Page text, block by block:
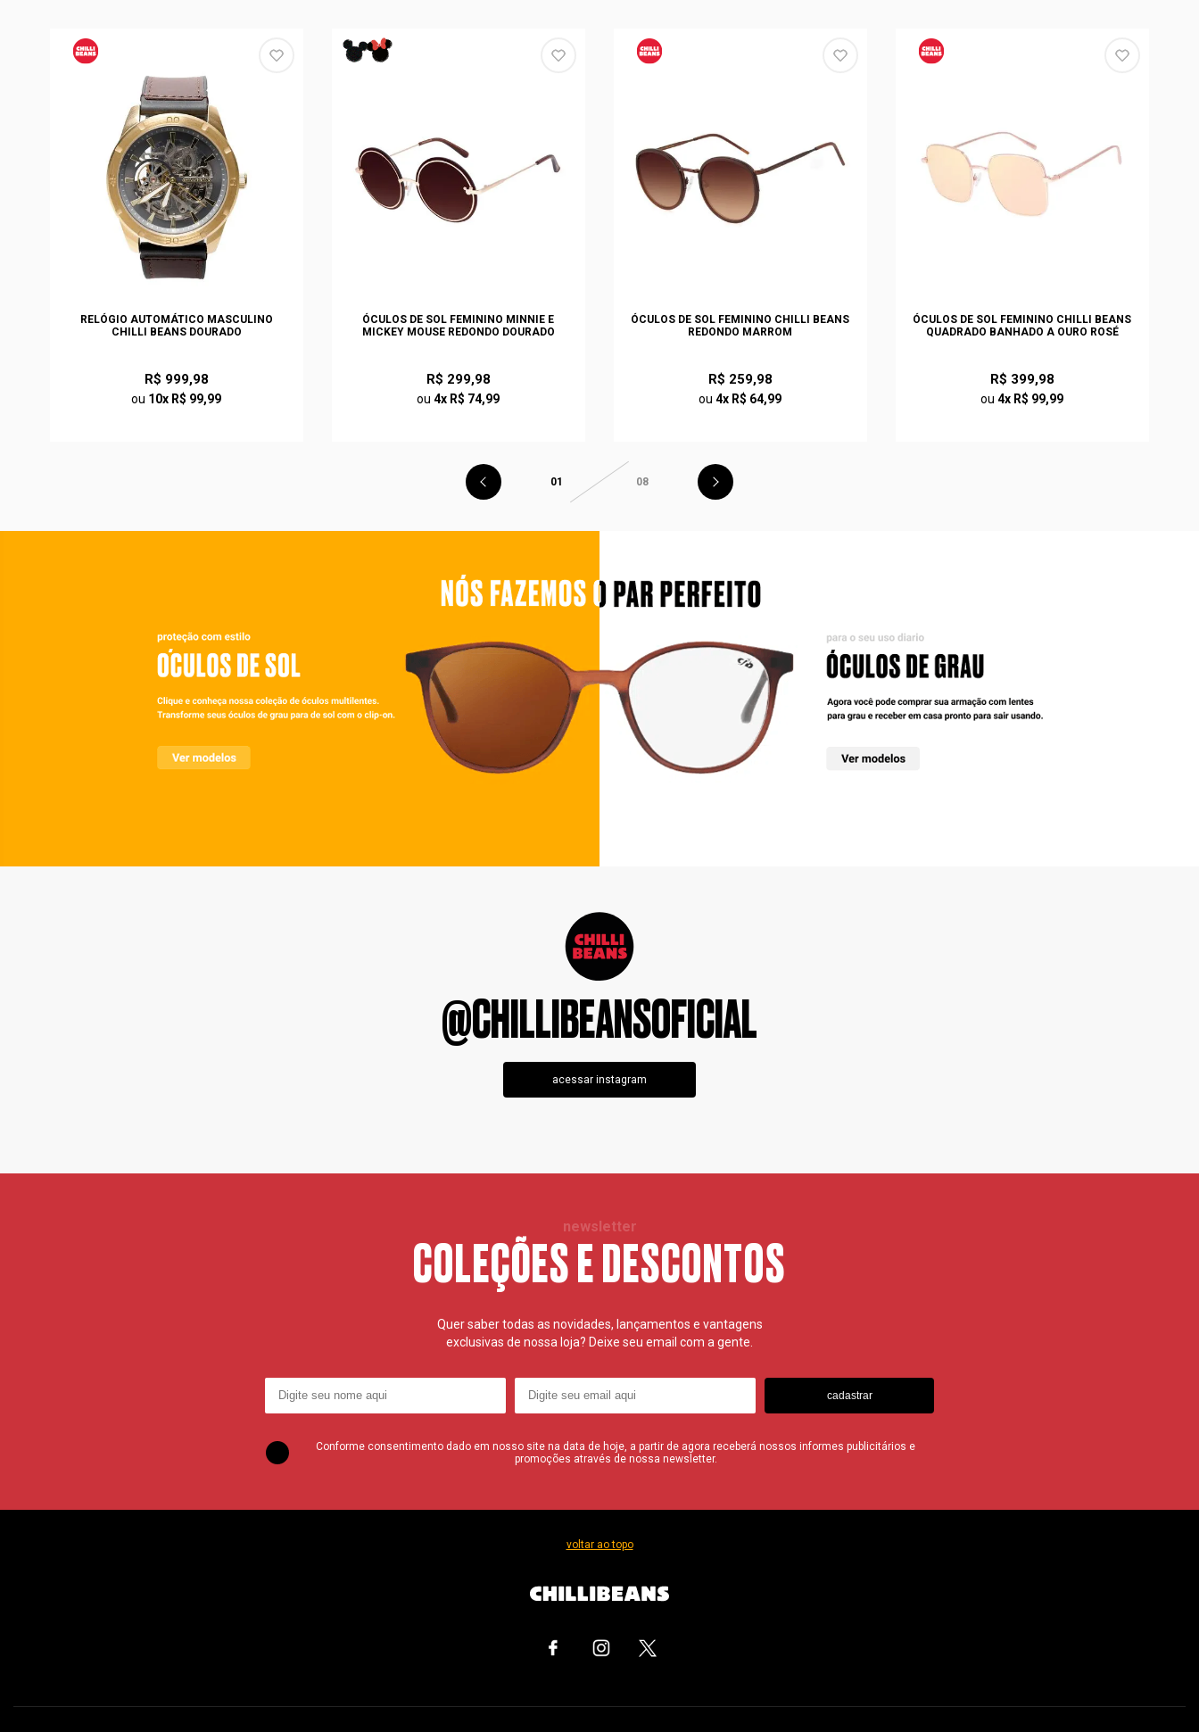
RELÓGIO AUTOMÁTICO MASCULINO
CHILLI BEANS DOURADO
R$ 999,98
ou 10x R$ 99,99
ÓCULOS DE SOL FEMININO MINNIE E
MICKEY MOUSE REDONDO DOURADO
R$ 299,98
ou4x R$ 74,99
ÓCULOS DE SOL FEMININO CHILLI BEANS
REDONDO MARROM
R$ 259,98
ou4x R$ 64,99
ÓCULOS DE SOL FEMININO CHILLI BEANS
QUADRADO BANHADO A OURO ROSÉ
R$ 399,98
ou4x R$ 99,99
01 08
@CHILLIBEANSOFICIAL
acessar instagram
newsletter
COLEÇÕES E DESCONTOS
Quer saber todas as novidades, lançamentos e vantagens
exclusivas de nossa loja? Deixe seu email com a gente.
cadastrar
Conforme consentimento dado em nosso site na data de hoje, a partir de agora receberá nossos informes publicitários e
promoções através de nossa newsletter.
voltar ao topo